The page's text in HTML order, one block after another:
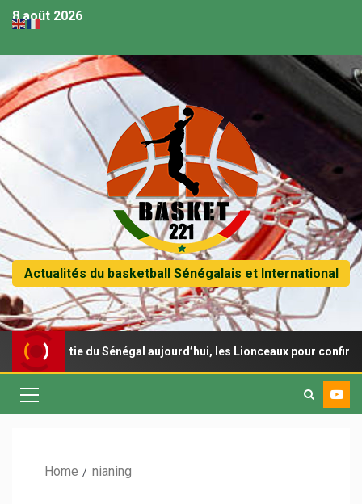
8 août 2026
Actualités du basketball Sénégalais et International
sortie du Sénégal aujourd’hui, les Lionceaux pour confirmer
Home nianing